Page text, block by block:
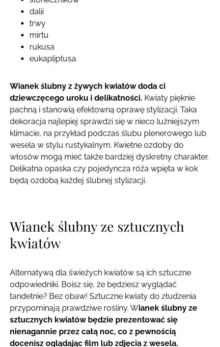
dalii
trwy
mirtu
rukusa
eukapliptusa
Wianek ślubny z żywych kwiatów doda ci
dziewczęcego uroku i delikatności. Kwiaty pięknie
pachną i stanowią efektowną oprawę stylizacji. Taka
dekoracja najlepiej sprawdzi się w nieco luźniejszym
klimacie, na przykład podczas ślubu plenerowego lub
wesela w stylu rustykalnym. Kwietne ozdoby do
włosów mogą mieć także bardziej dyskretny charakter.
Delikatna opaska czy pojedyncza róża wpięta w kok
będą ozdobą każdej ślubnej stylizacji.
Wianek ślubny ze sztucznych
kwiatów
Alternatywą dla świeżych kwiatów są ich sztuczne
odpowiedniki. Boisz się, że będziesz wyglądać
tandetnie? Bez obaw! Sztuczne kwiaty do złudzenia
przypominają prawdziwe rośliny. Wianek ślubny ze
sztucznych kwiatów będzie prezentować się
nienagannie przez całą noc, co z pewnością
docenisz oglądając film lub zdjęcia z wesela.